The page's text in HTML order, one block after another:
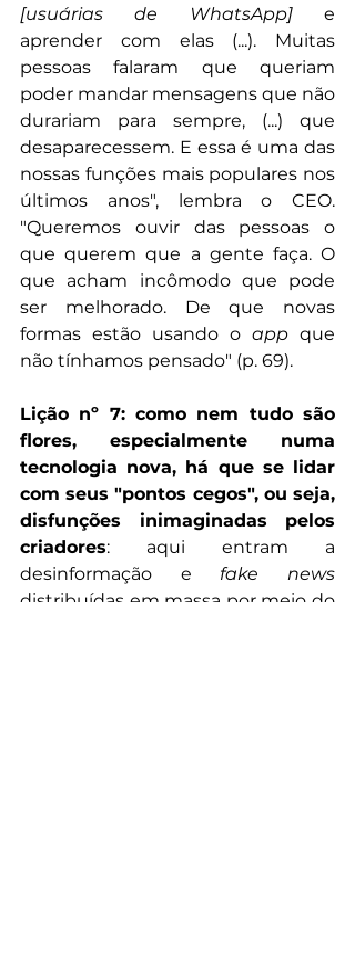
[usuárias de WhatsApp] e
aprender com elas (...). Muitas
pessoas falaram que queriam
poder mandar mensagens que não
durariam para sempre, (...) que
desaparecessem. E essa é uma das
nossas funções mais populares nos
últimos anos", lembra o CEO.
"Queremos ouvir das pessoas o
que querem que a gente faça. O
que acham incômodo que pode
ser melhorado. De que novas
formas estão usando o app que
não tínhamos pensado" (p. 69).
Lição nº 7: como nem tudo são
flores, especialmente numa
tecnologia nova, há que se lidar
com seus "pontos cegos", ou seja,
disfunções inimaginadas pelos
criadores: aqui entram a
desinformação e fake news